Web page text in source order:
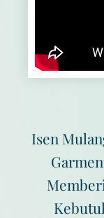
Isen